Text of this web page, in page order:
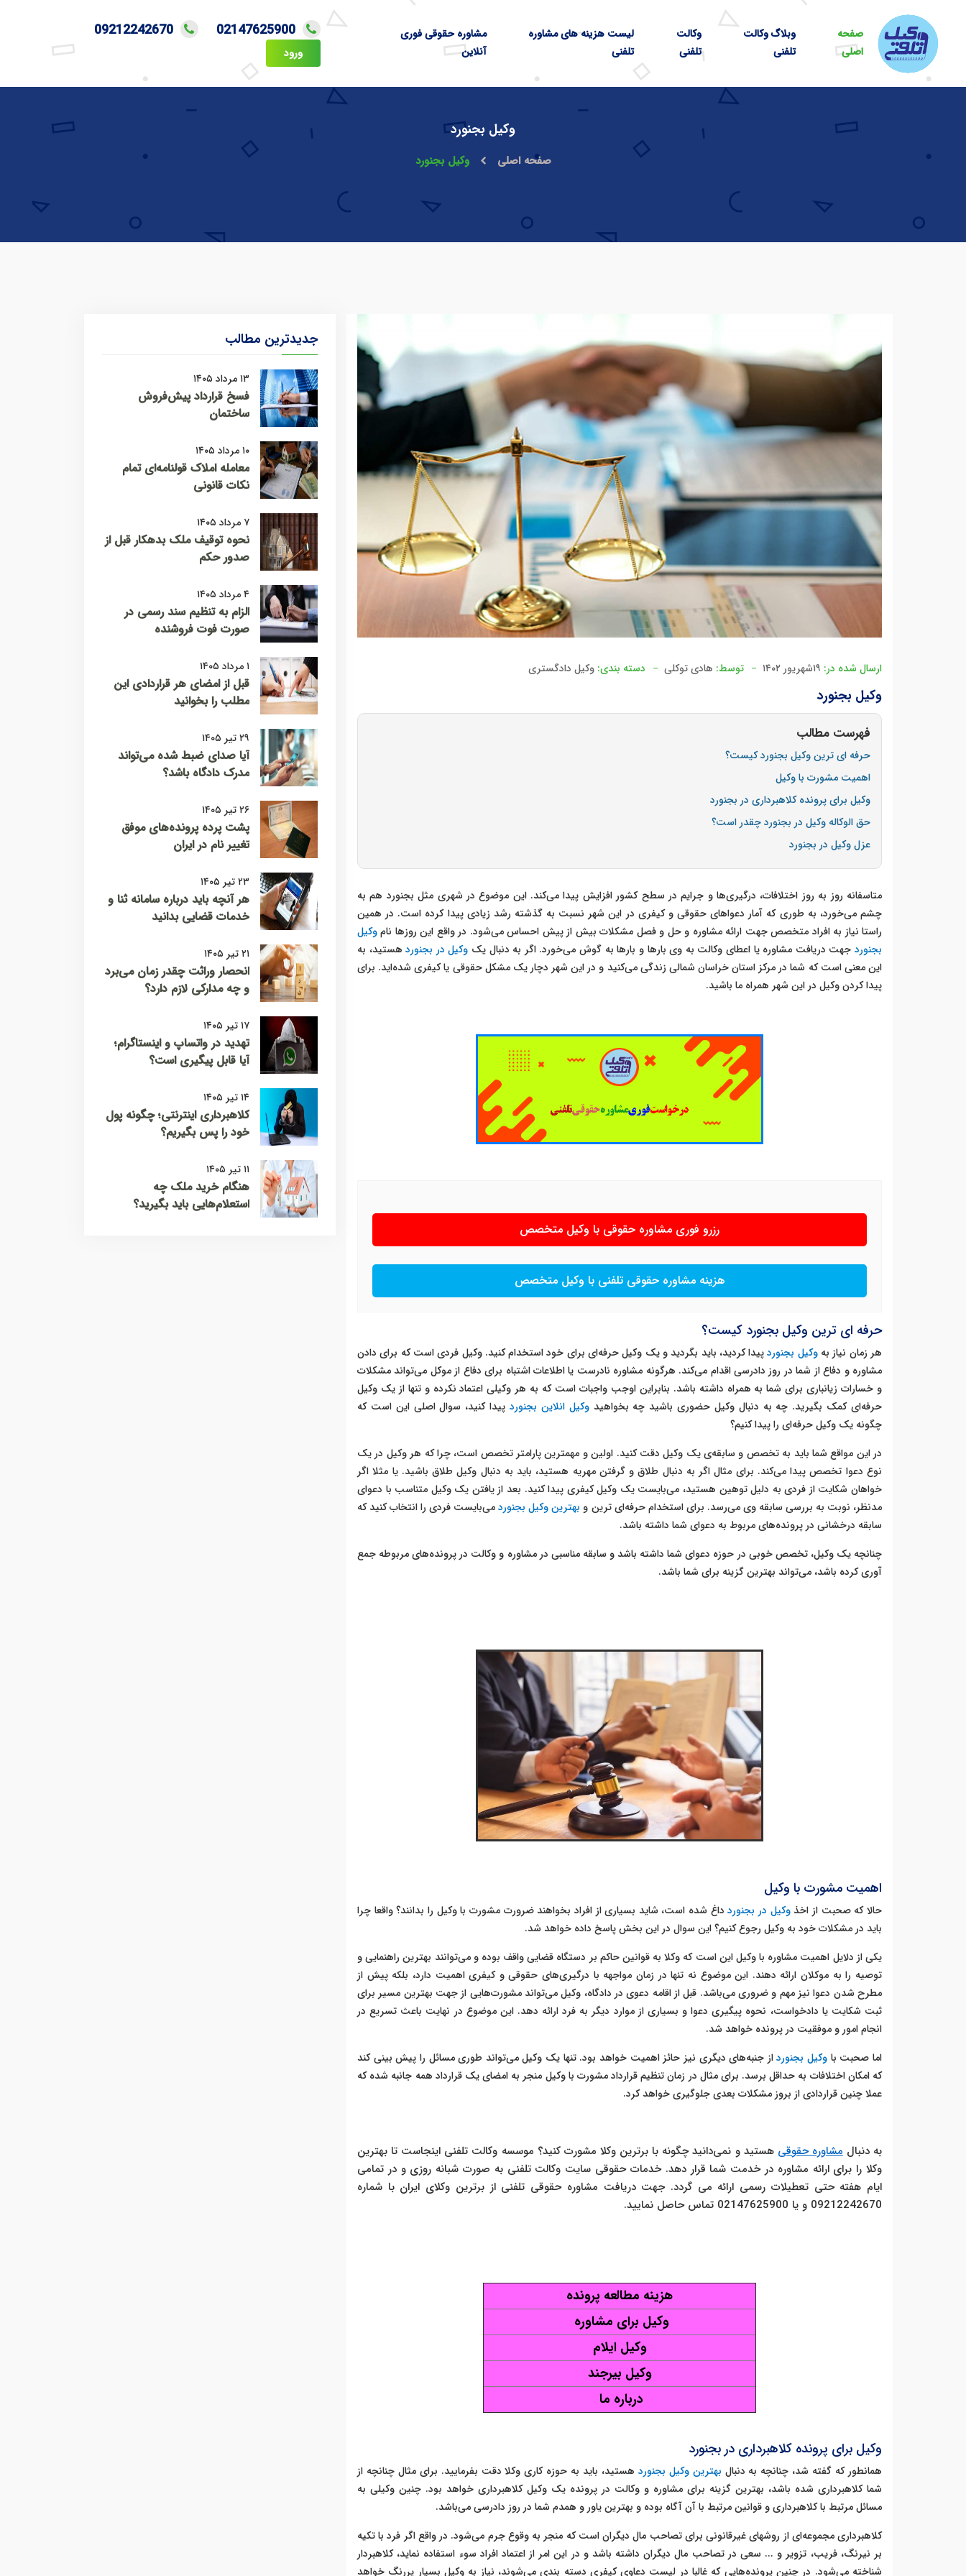
صفحه
اصلی
وبلاگ وکالت
تلفنی
وکالت
تلفنی
لیست هزینه های مشاوره
تلفنی
مشاوره حقوقی فوری
آنلاین
02147625900
09212242670
ورود
وکیل بجنورد
صفحه اصلی وکیل بجنورد
ارسال شده در: ۱۹شهریور ۱۴۰۲ توسط: هادی توکلی دسته بندی: وکیل دادگستری
وکیل بجنورد
فهرست مطالب
حرفه ای ترین وکیل بجنورد کیست؟
اهمیت مشورت با وکیل
وکیل برای پرونده کلاهبرداری در بجنورد
حق الوکاله وکیل در بجنورد چقدر است؟
عزل وکیل در بجنورد
متاسفانه روز به روز اختلافات، درگیری‌ها و جرایم در سطح کشور افزایش پیدا می‌کند. این موضوع در شهری مثل بجنورد هم به
چشم می‌خورد، به طوری که آمار دعواهای حقوقی و کیفری در این شهر نسبت به گذشته رشد زیادی پیدا کرده است. در همین
راستا نیاز به افراد متخصص جهت ارائه مشاوره و حل و فصل مشکلات بیش از پیش احساس می‌شود. در واقع این روزها ناموکیل
بجنوردجهت دریافت مشاوره یا اعطای وکالت به وی بارها و بارها به گوش می‌خورد. اگر به دنبال یک وکیل در بجنوردهستید، به
این معنی است که شما در مرکز استان خراسان شمالی زندگی می‌کنید و در این شهر دچار یک مشکل حقوقی یا کیفری شده‌اید. برای
پیدا کردن وکیل در این شهر همراه ما باشید.
رزرو فوری مشاوره حقوقی با وکیل متخصص
هزینه مشاوره حقوقی تلفنی با وکیل متخصص
حرفه ای ترین وکیل بجنورد کیست؟
هر زمان نیاز بهوکیل بجنوردپیدا کردید، باید بگردید و یک وکیل حرفه‌ای برای خود استخدام کنید. وکیل فردی است که برای دادن
مشاوره و دفاع از شما در روز دادرسی اقدام می‌کند. هرگونه مشاوره نادرست یا اطلاعات اشتباه برای دفاع از موکل می‌تواند مشکلات
و خسارات زیانباری برای شما به همراه داشته باشد. بنابراین اوجب واجبات است که به هر وکیلی اعتماد نکرده و تنها از یک وکیل
حرفه‌ای کمک بگیرید. چه به دنبال وکیل حضوری باشید چه بخواهیدوکیل انلاین بجنورد پیدا کنید، سوال اصلی این است که
چگونه یک وکیل حرفه‌ای را پیدا کنیم؟
در این مواقع شما باید به تخصص و سابقه‌ی یک وکیل دقت کنید. اولین و مهمترین پارامتر تخصص است، چرا که هر وکیل در یک
نوع دعوا تخصص پیدا می‌کند. برای مثال اگر به دنبال طلاق و گرفتن مهریه هستید، باید به دنبال وکیل طلاق باشید. یا مثلا اگر
خواهان شکایت از فردی به دلیل توهین هستید، می‌بایست یک وکیل کیفری پیدا کنید. بعد از یافتن یک وکیل متناسب با دعوای
مدنظر، نوبت به بررسی سابقه وی می‌رسد. برای استخدام حرفه‌ای ترین و بهترین وکیل بجنوردمی‌بایست فردی را انتخاب کنید که
سابقه درخشانی در پرونده‌های مربوط به دعوای شما داشته باشد.
چنانچه یک وکیل، تخصص خوبی در حوزه دعوای شما داشته باشد و سابقه مناسبی در مشاوره و وکالت در پرونده‌های مربوطه جمع
آوری کرده باشد، می‌تواند بهترین گزینه برای شما باشد.
اهمیت مشورت با وکیل
حالا که صحبت از اخذوکیل در بجنوردداغ شده است، شاید بسیاری از افراد بخواهند ضرورت مشورت با وکیل را بدانند؟ واقعا چرا
باید در مشکلات خود به وکیل رجوع کنیم؟ این سوال در این بخش پاسخ داده خواهد شد.
یکی از دلایل اهمیت مشاوره با وکیل این است که وکلا به قوانین حاکم بر دستگاه قضایی واقف بوده و می‌توانند بهترین راهنمایی و
توصیه را به موکلان ارائه دهند. این موضوع نه تنها در زمان مواجهه با درگیری‌های حقوقی و کیفری اهمیت دارد، بلکه پیش از
مطرح شدن دعوا نیز مهم و ضروری می‌باشد. قبل از اقامه دعوی در دادگاه، وکیل می‌تواند مشورت‌هایی از جهت بهترین مسیر برای
ثبت شکایت یا دادخواست، نحوه پیگیری دعوا و بسیاری از موارد دیگر به فرد ارائه دهد. این موضوع در نهایت باعث تسریع در
انجام امور و موفقیت در پرونده خواهد شد.
اما صحبت با وکیل بجنورداز جنبه‌های دیگری نیز حائز اهمیت خواهد بود. تنها یک وکیل می‌تواند طوری مسائل را پیش بینی کند
که امکان اختلافات به حداقل برسد. برای مثال در زمان تنظیم قرارداد مشورت با وکیل منجر به امضای یک قرارداد همه جانبه شده که
عملا چنین قراردادی از بروز مشکلات بعدی جلوگیری خواهد کرد.
به دنبالمشاوره حقوقی هستید و نمی‌دانید چگونه با برترین وکلا مشورت کنید؟ موسسه وکالت تلفنی اینجاست تا بهترین
وکلا را برای ارائه مشاوره در خدمت شما قرار دهد.خدمات حقوقی سایت وکالت تلفنی به صورت شبانه روزی و در تمامی
ایام هفته حتی تعطیلات رسمی ارائه می گردد. جهت دریافت مشاوره حقوقی تلفنی از برترین وکلای ایران با شماره
09212242670 و یا 02147625900 تماس حاصل نمایید.
هزینه مطالعه پرونده
وکیل برای مشاوره
وکیل ایلام
وکیل بیرجند
درباره ما
وکیل برای پرونده کلاهبرداری در بجنورد
همانطور که گفته شد، چنانچه به دنبال بهترین وکیل بجنورد هستید، باید به حوزه کاری وکلا دقت بفرمایید. برای مثال چنانچه از
شما کلاهبرداری شده باشد، بهترین گزینه برای مشاوره و وکالت در پرونده یک وکیل کلاهبرداری خواهد بود. چنین وکیلی به
مسائل مرتبط با کلاهبرداری و قوانین مرتبط با آن آگاه بوده و بهترین یاور و همدم شما در روز دادرسی می‌باشد.
کلاهبرداری مجموعه‌ای از روشهای غیرقانونی برای تصاحب مال دیگران است که منجر به وقوع جرم می‌شود. در واقع اگر فرد با تکیه
بر نیرنگ، فریب، تزویر و ... سعی در تصاحب مال دیگران داشته باشد و در این امر از اعتماد افراد سوء استفاده نماید، کلاهبردار
شناخته می‌شود. در چنین پرونده‌هایی که غالبا در لیست دعاوی کیفری دسته بندی می‌شوند، نیاز به وکیل بسیار پررنگ خواهد
جدیدترین مطالب
۱۳ مرداد ۱۴۰۵
فسخ قرارداد پیش‌فروش
ساختمان
۱۰ مرداد ۱۴۰۵
معامله املاک قولنامه‌ای تمام
نکات قانونی
۷ مرداد ۱۴۰۵
نحوه توقیف ملک بدهکار قبل از
صدور حکم
۴ مرداد ۱۴۰۵
الزام به تنظیم سند رسمی در
صورت فوت فروشنده
۱ مرداد ۱۴۰۵
قبل از امضای هر قراردادی این
مطلب را بخوانید
۲۹ تیر ۱۴۰۵
آیا صدای ضبط شده می‌تواند
مدرک دادگاه باشد؟
۲۶ تیر ۱۴۰۵
پشت پرده پرونده‌های موفق
تغییر نام در ایران
۲۳ تیر ۱۴۰۵
هر آنچه باید درباره سامانه ثنا و
خدمات قضایی بدانید
۲۱ تیر ۱۴۰۵
انحصار وراثت چقدر زمان می‌برد
و چه مدارکی لازم دارد؟
۱۷ تیر ۱۴۰۵
تهدید در واتساپ و اینستاگرام؛
آیا قابل پیگیری است؟
۱۴ تیر ۱۴۰۵
کلاهبرداری اینترنتی؛ چگونه پول
خود را پس بگیریم؟
۱۱ تیر ۱۴۰۵
هنگام خرید ملک چه
استعلام‌هایی باید بگیرید؟